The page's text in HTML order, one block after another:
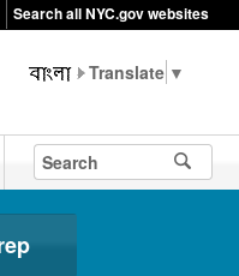
Search all NYC.gov websites
▼